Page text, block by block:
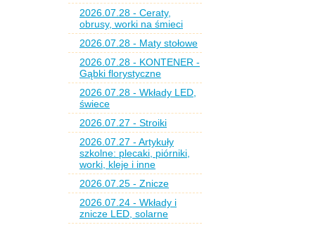
2026.07.28 - Ceraty,
obrusy, worki na śmieci
2026.07.28 - Maty stołowe
2026.07.28 - KONTENER -
Gąbki florystyczne
2026.07.28 - Wkłady LED,
świece
2026.07.27 - Stroiki
2026.07.27 - Artykuły
szkolne: plecaki, piórniki,
worki, kleje i inne
2026.07.25 - Znicze
2026.07.24 - Wkłady i
znicze LED, solarne